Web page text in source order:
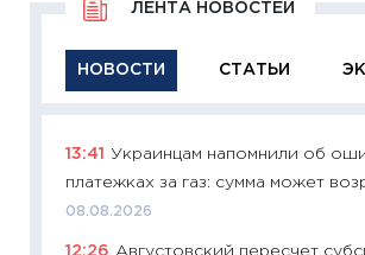
НОВОСТИ СТАТЬИ
ЛЕНТА НОВОСТЕЙ
13:41
Украинцам напомнили об
платежках за газ: сумма может
08.08.2026
12:26 Августовский пересчет